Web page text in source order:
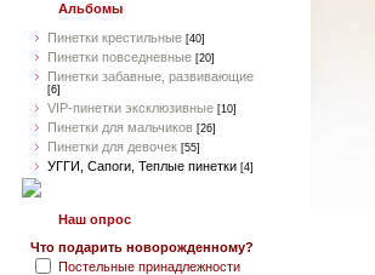
Альбомы
Пинетки крестильные [40]
Пинетки повседневные [20]
Пинетки забавные, развивающие
[6]
VIP-пинетки эксклюзивные [10]
Пинетки для мальчиков [26]
Пинетки для девочек [55]
УГГИ, Сапоги, Теплые пинетки [4]
Наш опрос
Что подарить новорожденному?
Постельные принадлежности